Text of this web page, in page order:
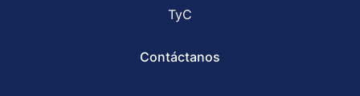
TyC
Contáctanos